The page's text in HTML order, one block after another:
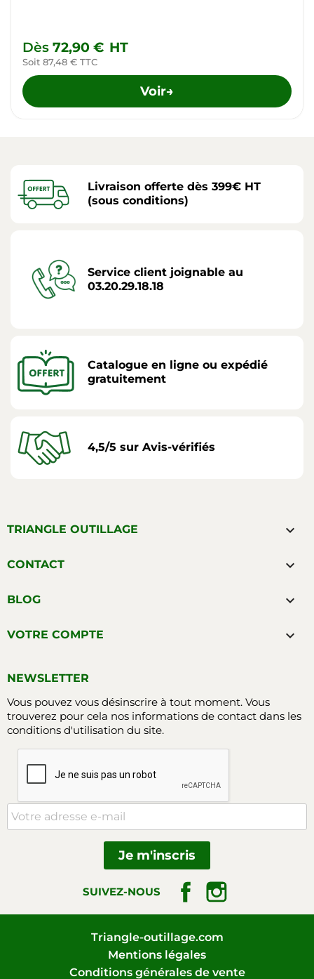
Dès 72,90 € HT
Soit 87,48 € TTC
Voir→
Livraison offerte dès 399€ HT
(sous conditions)
Service client joignable au
03.20.29.18.18
Catalogue en ligne ou expédié
gratuitement
4,5/5 sur Avis-vérifiés
TRIANGLE OUTILLAGE 
CONTACT 
BLOG 
VOTRE COMPTE 
NEWSLETTER
Vous pouvez vous désinscrire à tout moment. Vous
trouverez pour cela nos informations de contact dans les
conditions d'utilisation du site.
SUIVEZ-NOUS Facebook
Triangle-outillage.com
Mentions légales
Conditions générales de vente